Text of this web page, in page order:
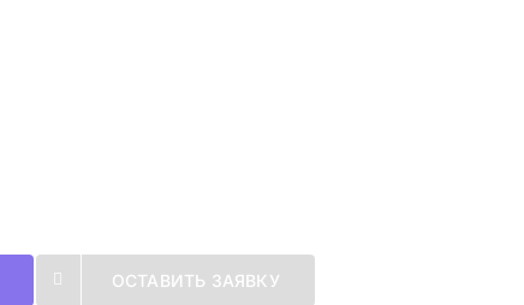
ОСТАВИТЬ ЗАЯВКУ